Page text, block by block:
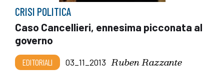
CRISI POLITICA
Caso Cancellieri, ennesima picconata al
governo
EDITORIALI 03_11_2013 Ruben Razzante